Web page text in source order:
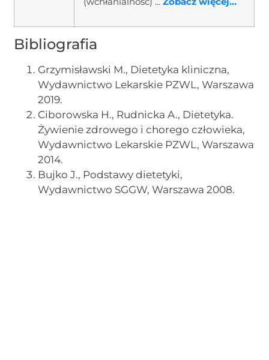
Bibliografia
Grzymisławski M., Dietetyka kliniczna,
Wydawnictwo Lekarskie PZWL, Warszawa
2019.
Ciborowska H., Rudnicka A., Dietetyka.
Żywienie zdrowego i chorego człowieka,
Wydawnictwo Lekarskie PZWL, Warszawa
2014.
Bujko J., Podstawy dietetyki,
Wydawnictwo SGGW, Warszawa 2008.